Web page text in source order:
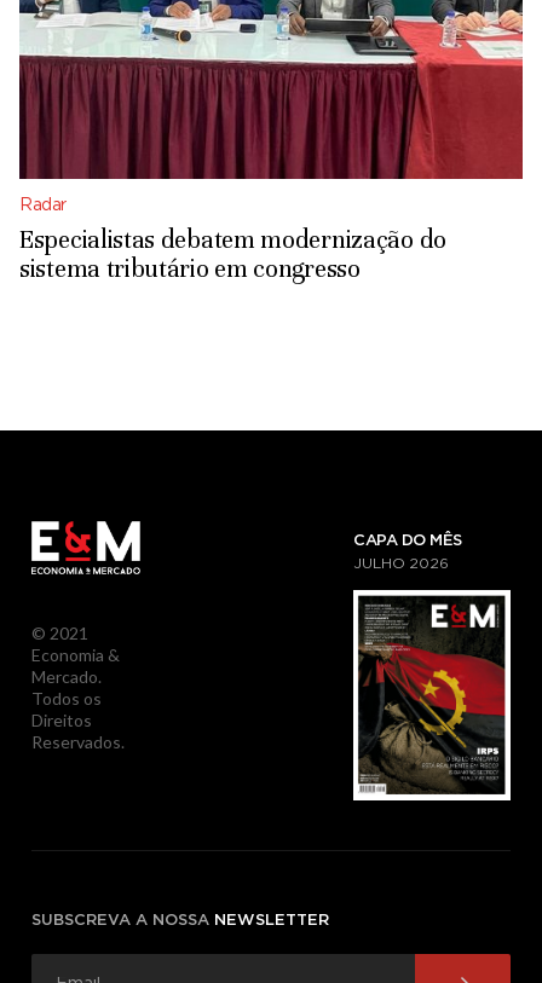
Radar
Especialistas debatem modernização do
sistema tributário em congresso
© 2021
Economia &
Mercado.
Todos os
Direitos
Reservados.
CAPA DO MÊS
JULHO 2026
SUBSCREVA A NOSSA NEWSLETTER